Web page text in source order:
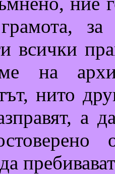
всички
на
нито
а